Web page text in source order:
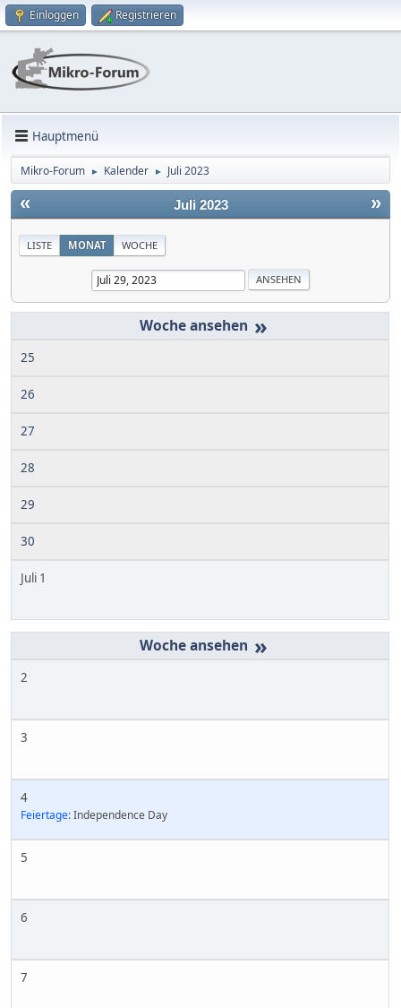
Einloggen Registrieren
Hauptmenü
Mikro-Forum ► Kalender ► Juli 2023
« »
Juli 2023
LISTE MONAT WOCHE
»
25
26
27
28
29
30
Juli 1
»
2
3
4
Feiertage:Independence Day
5
6
7